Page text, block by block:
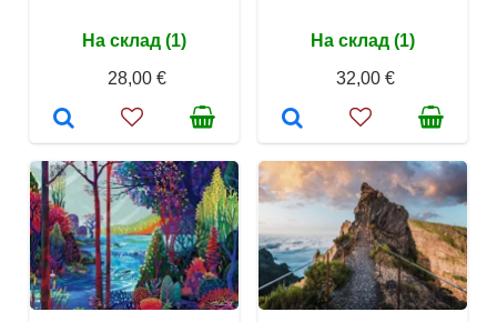
На склад (1)
28,00 €
На склад (1)
32,00 €